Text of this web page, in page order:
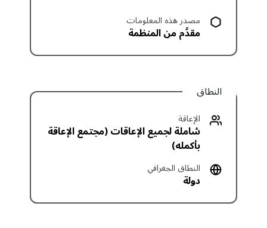
مصدر هذه المعلومات
مقدَّم من المنظمة
النطاق
الإعاقة
شاملة لجميع الإعاقات (مجتمع الإعاقة
بأكمله)
النطاق الجغرافي
دولة